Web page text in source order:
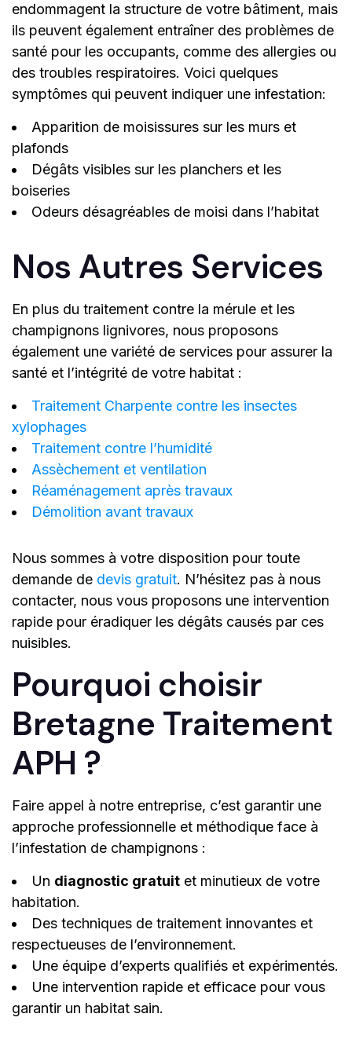
endommagent la structure de votre bâtiment, mais
ils peuvent également entraîner des problèmes de
santé pour les occupants, comme des allergies ou
des troubles respiratoires. Voici quelques
symptômes qui peuvent indiquer une infestation:
Apparition de moisissures sur les murs et
plafonds
Dégâts visibles sur les planchers et les
boiseries
Odeurs désagréables de moisi dans l’habitat
Nos Autres Services
En plus du traitement contre la mérule et les
champignons lignivores, nous proposons
également une variété de services pour assurer la
santé et l’intégrité de votre habitat :
Traitement Charpente contre les insectes
xylophages
Traitement contre l’humidité
Assèchement et ventilation
Réaménagement après travaux
Démolition avant travaux
Nous sommes à votre disposition pour toute
demande de devis gratuit. N’hésitez pas à nous
contacter, nous vous proposons une intervention
rapide pour éradiquer les dégâts causés par ces
nuisibles.
Pourquoi choisir
Bretagne Traitement
APH ?
Faire appel à notre entreprise, c’est garantir une
approche professionnelle et méthodique face à
l’infestation de champignons :
Un diagnostic gratuit et minutieux de votre
habitation.
Des techniques de traitement innovantes et
respectueuses de l’environnement.
Une équipe d’experts qualifiés et expérimentés.
Une intervention rapide et efficace pour vous
garantir un habitat sain.